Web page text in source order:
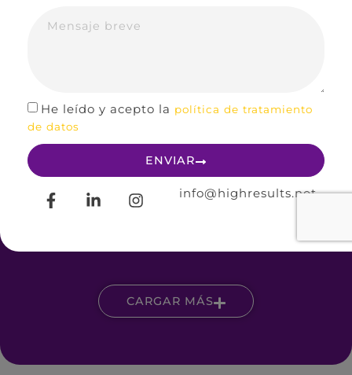
CARGAR MÁS
He leído y acepto la política de tratamiento
de datos
ENVIAR
info@highresults.net